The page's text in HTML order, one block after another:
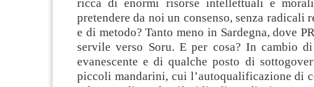
ricca di enormi risorse intellettuali e
pretendere da noi un consenso, senza radicali
e di metodo? Tanto meno in Sardegna, dove
servile verso Soru. E per cosa? In cambio di
evanescente e di qualche posto di
piccoli mandarini, cui l’autoqualificazione di